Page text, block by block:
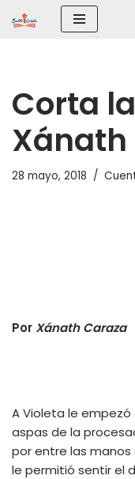
Corta
Xánath
28 mayo, 2018
Por Xánath Caraza
A Violeta le
aspas de la
por entre las
le permitió sentir el